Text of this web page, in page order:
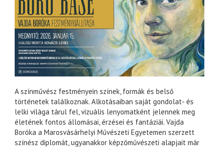
A színművész festményein színek, formák és belső
történetek találkoznak. Alkotásaiban saját gondolat- és
lelki világa tárul fel, vizuális lenyomatként jelennek meg
életének fontos állomásai, érzései és fantáziái. Vajda
Boróka a Marosvásárhelyi Művészeti Egyetemen szerzett
színész diplomát, ugyanakkor képzőművészeti alapjait már